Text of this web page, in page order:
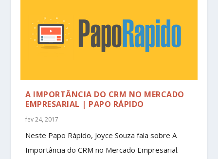
A IMPORTÂNCIA DO CRM NO MERCADO
EMPRESARIAL | PAPO RÁPIDO
fev 24, 2017
Neste Papo Rápido, Joyce Souza fala sobre A
Importância do CRM no Mercado Empresarial.